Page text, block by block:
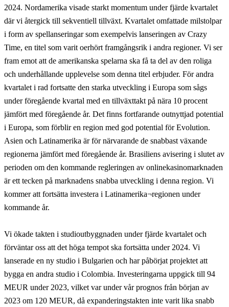
2024. Nordamerika visade starkt momentum under fjärde kvartalet
där vi återgick till sekventiell tillväxt. Kvartalet omfattade milstolpar
i form av spellanseringar som exempelvis lanseringen av Crazy
Time, en titel som varit oerhört framgångsrik i andra regioner. Vi ser
fram emot att de amerikanska spelarna ska få ta del av den roliga
och underhållande upplevelse som denna titel erbjuder. För andra
kvartalet i rad fortsatte den starka utveckling i Europa som sågs
under föregående kvartal med en tillväxttakt på nära 10 procent
jämfört med föregående år. Det finns fortfarande outnyttjad potential
i Europa, som förblir en region med god potential för Evolution.
Asien och Latinamerika är för närvarande de snabbast växande
regionerna jämfört med föregående år. Brasiliens avisering i slutet av
perioden om den kommande regleringen av onlinekasinomarknaden
är ett tecken på marknadens snabba utveckling i denna region. Vi
kommer att fortsätta investera i Latinamerika¬regionen under
kommande år.
Vi ökade takten i studioutbyggnaden under fjärde kvartalet och
förväntar oss att det höga tempot ska fortsätta under 2024. Vi
lanserade en ny studio i Bulgarien och har påbörjat projektet att
bygga en andra studio i Colombia. Investeringarna uppgick till 94
MEUR under 2023, vilket var under vår prognos från början av
2023 om 120 MEUR, då expanderingstakten inte varit lika snabb